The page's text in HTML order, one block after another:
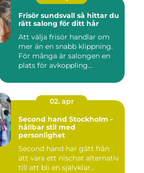
Frisör sundsvall så hittar du
rätt salong för ditt hår
Att välja frisör handlar om
mer än en snabb klippning.
För många är salongen en
plats för avkoppling...
02. apr
Second hand Stockholm -
hållbar stil med
personlighet
Second hand har gått från
att vara ett nischat alternativ
till att bli en självklar...